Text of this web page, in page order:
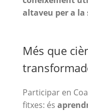
altaveu per a la
Més que
Participar en
fitxes: és